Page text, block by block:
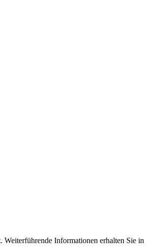
Informationen erhalten Sie